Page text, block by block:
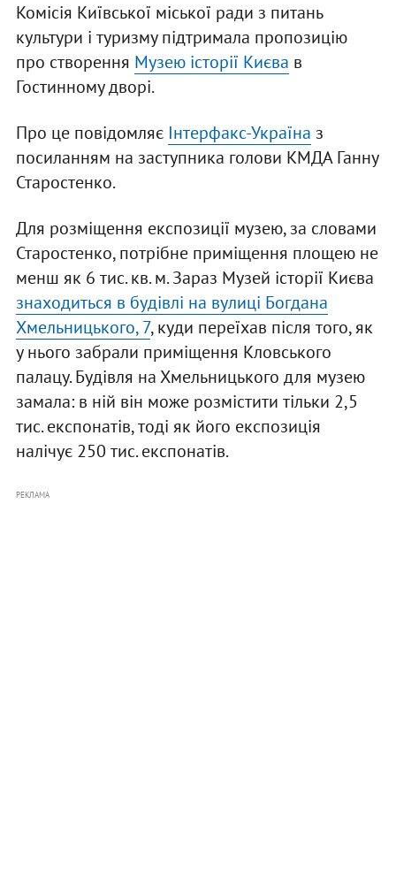
Комісія Київської міської ради з питань
культури і туризму підтримала пропозицію
про створення Музею історії Києва в
Гостинному дворі.
Про це повідомляє Інтерфакс-Україна з
посиланням на заступника голови КМДА Ганну
Старостенко.
Для розміщення експозиції музею, за словами
Старостенко, потрібне приміщення площею не
менш як 6 тис. кв. м. Зараз Музей історії Києва
знаходиться в будівлі на вулиці Богдана
Хмельницького, 7, куди переїхав після того, як
у нього забрали приміщення Кловського
палацу. Будівля на Хмельницького для музею
замала: в ній він може розмістити тільки 2,5
тис. експонатів, тоді як його експозиція
налічує 250 тис. експонатів.
РЕКЛАМА